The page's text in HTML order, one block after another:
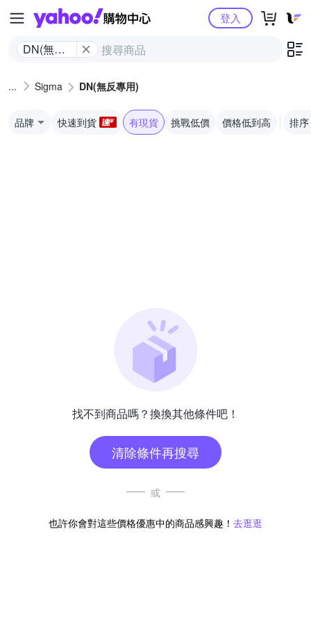
Yahoo購物中心
DN(無反
登入
Sigma DN(無反專用)
品牌 快速到貨 有現貨 挑戰低價 價格低到高 排序
找不到商品嗎？換換其他條件吧！
清除條件再搜尋
或
也許你會對這些價格優惠中的商品感興趣！ 去逛逛